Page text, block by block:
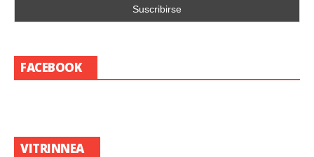
FACEBOOK
VITRINNEA